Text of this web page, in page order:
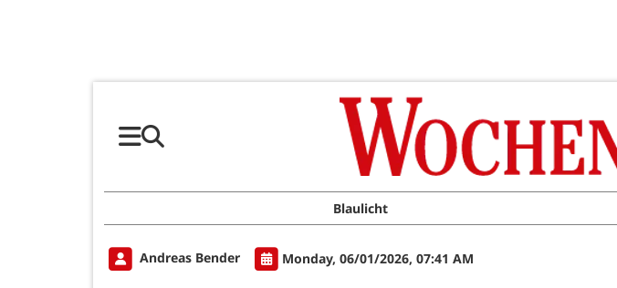
Blaulicht
Andreas Bender Monday, 06/01/2026, 07:41 AM